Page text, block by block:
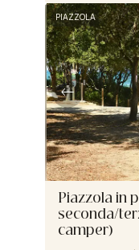
PIAZZOLA
Piazzola in
seconda/
camper)